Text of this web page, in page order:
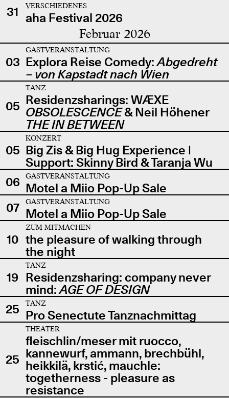
31
VERSCHIEDENES
aha Festival 2026
Februar 2026
03
GASTVERANSTALTUNG
Explora Reise Comedy:Abgedreht
– von Kapstadt nach Wien
05
TANZ
Residenzsharings: WÆXE
OBSOLESCENCE& Neil Höhener
THE IN BETWEEN
05
KONZERT
Big Zis & Big Hug Experience |
Support: Skinny Bird & Taranja Wu
06
GASTVERANSTALTUNG
Motel a Miio Pop-Up Sale
07
GASTVERANSTALTUNG
Motel a Miio Pop-Up Sale
10
ZUM MITMACHEN
the pleasure of walking through
the night
19
TANZ
Residenzsharing: company never
mind:AGE OF DESIGN
25
TANZ
Pro Senectute Tanznachmittag
25
THEATER
fleischlin/meser mit ruocco,
kannewurf, ammann, brechbühl,
heikkilä, krstić, mauchle:
togetherness - pleasure as
resistance